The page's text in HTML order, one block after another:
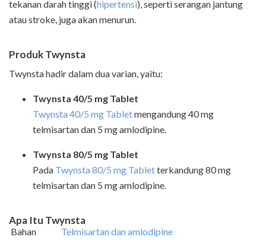
tekanan darah tinggi (hipertensi), seperti serangan jantung
atau stroke, juga akan menurun.
Produk Twynsta
Twynsta hadir dalam dua varian, yaitu:
Twynsta 40/5 mg Tablet
Twynsta 40/5 mg Tabletmengandung 40 mg
telmisartan dan 5 mg amlodipine.
Twynsta 80/5 mg Tablet
Pada Twynsta 80/5 mg Tabletterkandung 80 mg
telmisartan dan 5 mg amlodipine.
Apa Itu Twynsta
Bahan
Telmisartan dan amlodipine